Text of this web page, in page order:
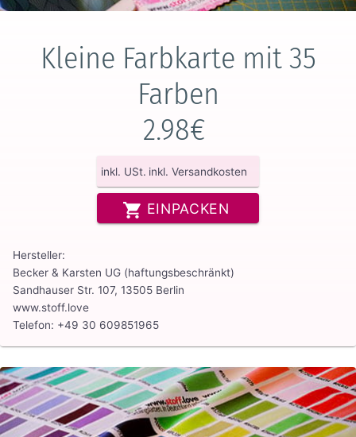
Kleine Farbkarte mit 35
Farben
2.98€
inkl. USt. inkl. Versandkosten
EINPACKEN
Hersteller:
Becker & Karsten UG (haftungsbeschränkt)
Sandhauser Str. 107, 13505 Berlin
www.stoff.love
Telefon: +49 30 609851965